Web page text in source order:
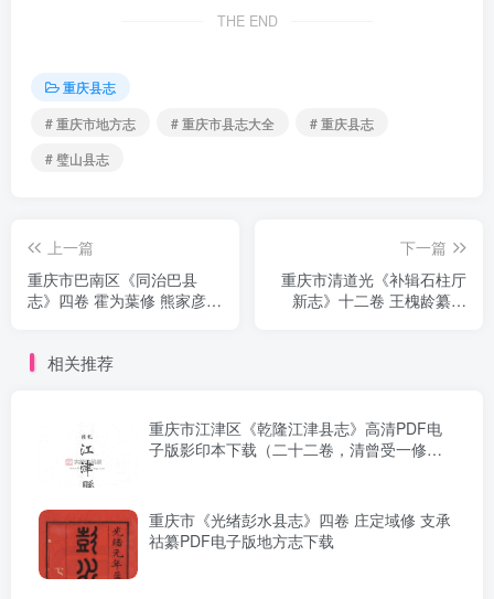
THE END
重庆县志
# 重庆市地方志
# 重庆市县志大全
# 重庆县志
# 璧山县志
上一篇
重庆市巴南区《同治巴县
志》四卷 霍为葉修 熊家彦纂
下一篇
重庆市清道光《补辑石柱厅
新志》十二卷 王槐龄纂修
相关推荐
重庆市江津区《乾隆江津县志》高清PDF电
子版影印本下载（二十二卷，清曾受一修，
重庆市《光绪彭水县志》四卷 庄定域修 支承
祜纂PDF电子版地方志下载